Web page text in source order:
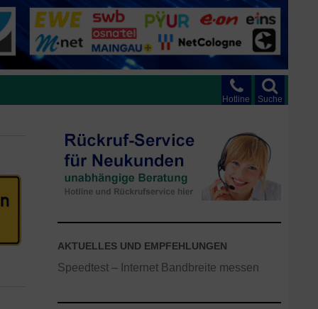
Suche
Hotline
AKTUELLES UND EMPFEHLUNGEN
Speedtest – Internet Bandbreite messen